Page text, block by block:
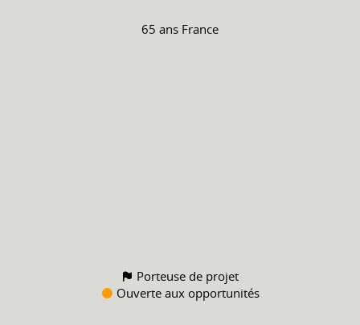
65 ans France
Porteuse de projet
Ouverte aux opportunités